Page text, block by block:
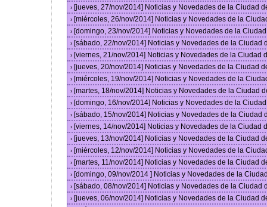
› [jueves, 27/nov/2014] Noticias y Novedades de la Ciudad
› [miércoles, 26/nov/2014] Noticias y Novedades de la
› [domingo, 23/nov/2014] Noticias y Novedades de la
› [sábado, 22/nov/2014] Noticias y Novedades de la Ciudad
› [viernes, 21/nov/2014] Noticias y Novedades de la Ciudad
› [jueves, 20/nov/2014] Noticias y Novedades de la Ciudad
› [miércoles, 19/nov/2014] Noticias y Novedades de la
› [martes, 18/nov/2014] Noticias y Novedades de la Ciudad
› [domingo, 16/nov/2014] Noticias y Novedades de la
› [sábado, 15/nov/2014] Noticias y Novedades de la Ciudad
› [viernes, 14/nov/2014] Noticias y Novedades de la Ciudad
› [jueves, 13/nov/2014] Noticias y Novedades de la Ciudad
› [miércoles, 12/nov/2014] Noticias y Novedades de la
› [martes, 11/nov/2014] Noticias y Novedades de la Ciudad
› [domingo, 09/nov/2014 ] Noticias y Novedades de la
› [sábado, 08/nov/2014] Noticias y Novedades de la Ciudad
› [jueves, 06/nov/2014] Noticias y Novedades de la Ciudad